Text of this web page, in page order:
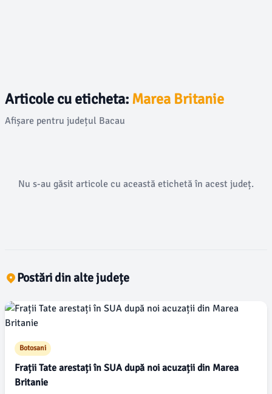
Articole cu eticheta: Marea Britanie
Afișare pentru județul Bacau
Nu s-au găsit articole cu această etichetă în acest județ.
Postări din alte județe
Botosani
Frații Tate arestați în SUA după noi acuzații din Marea
Britanie